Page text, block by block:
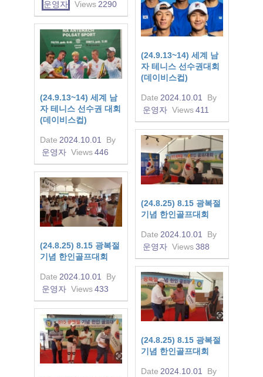
운영자 Views 2290
(24.9.13~14) 세계 남
자 테니스 선수권대회
(데이비스컵)
Date 2024.10.01
By
운영자 Views411
(24.9.13~14) 세계 남
자 테니스 선수권 대회
(데이비스컵)
Date 2024.10.01
By
운영자 Views446
(24.8.25) 8.15 광복절
기념 한인골프대회
Date 2024.10.01
By
운영자 Views388
(24.8.25) 8.15 광복절
기념 한인골프대회
Date 2024.10.01
By
운영자 Views433
(24.8.25) 8.15 광복절
기념 한인골프대회
Date 2024.10.01
By